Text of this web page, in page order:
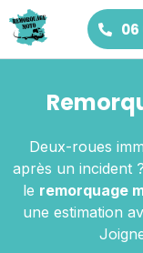
06
Deux-roues
après un incident ?
le remorquage
une estimation